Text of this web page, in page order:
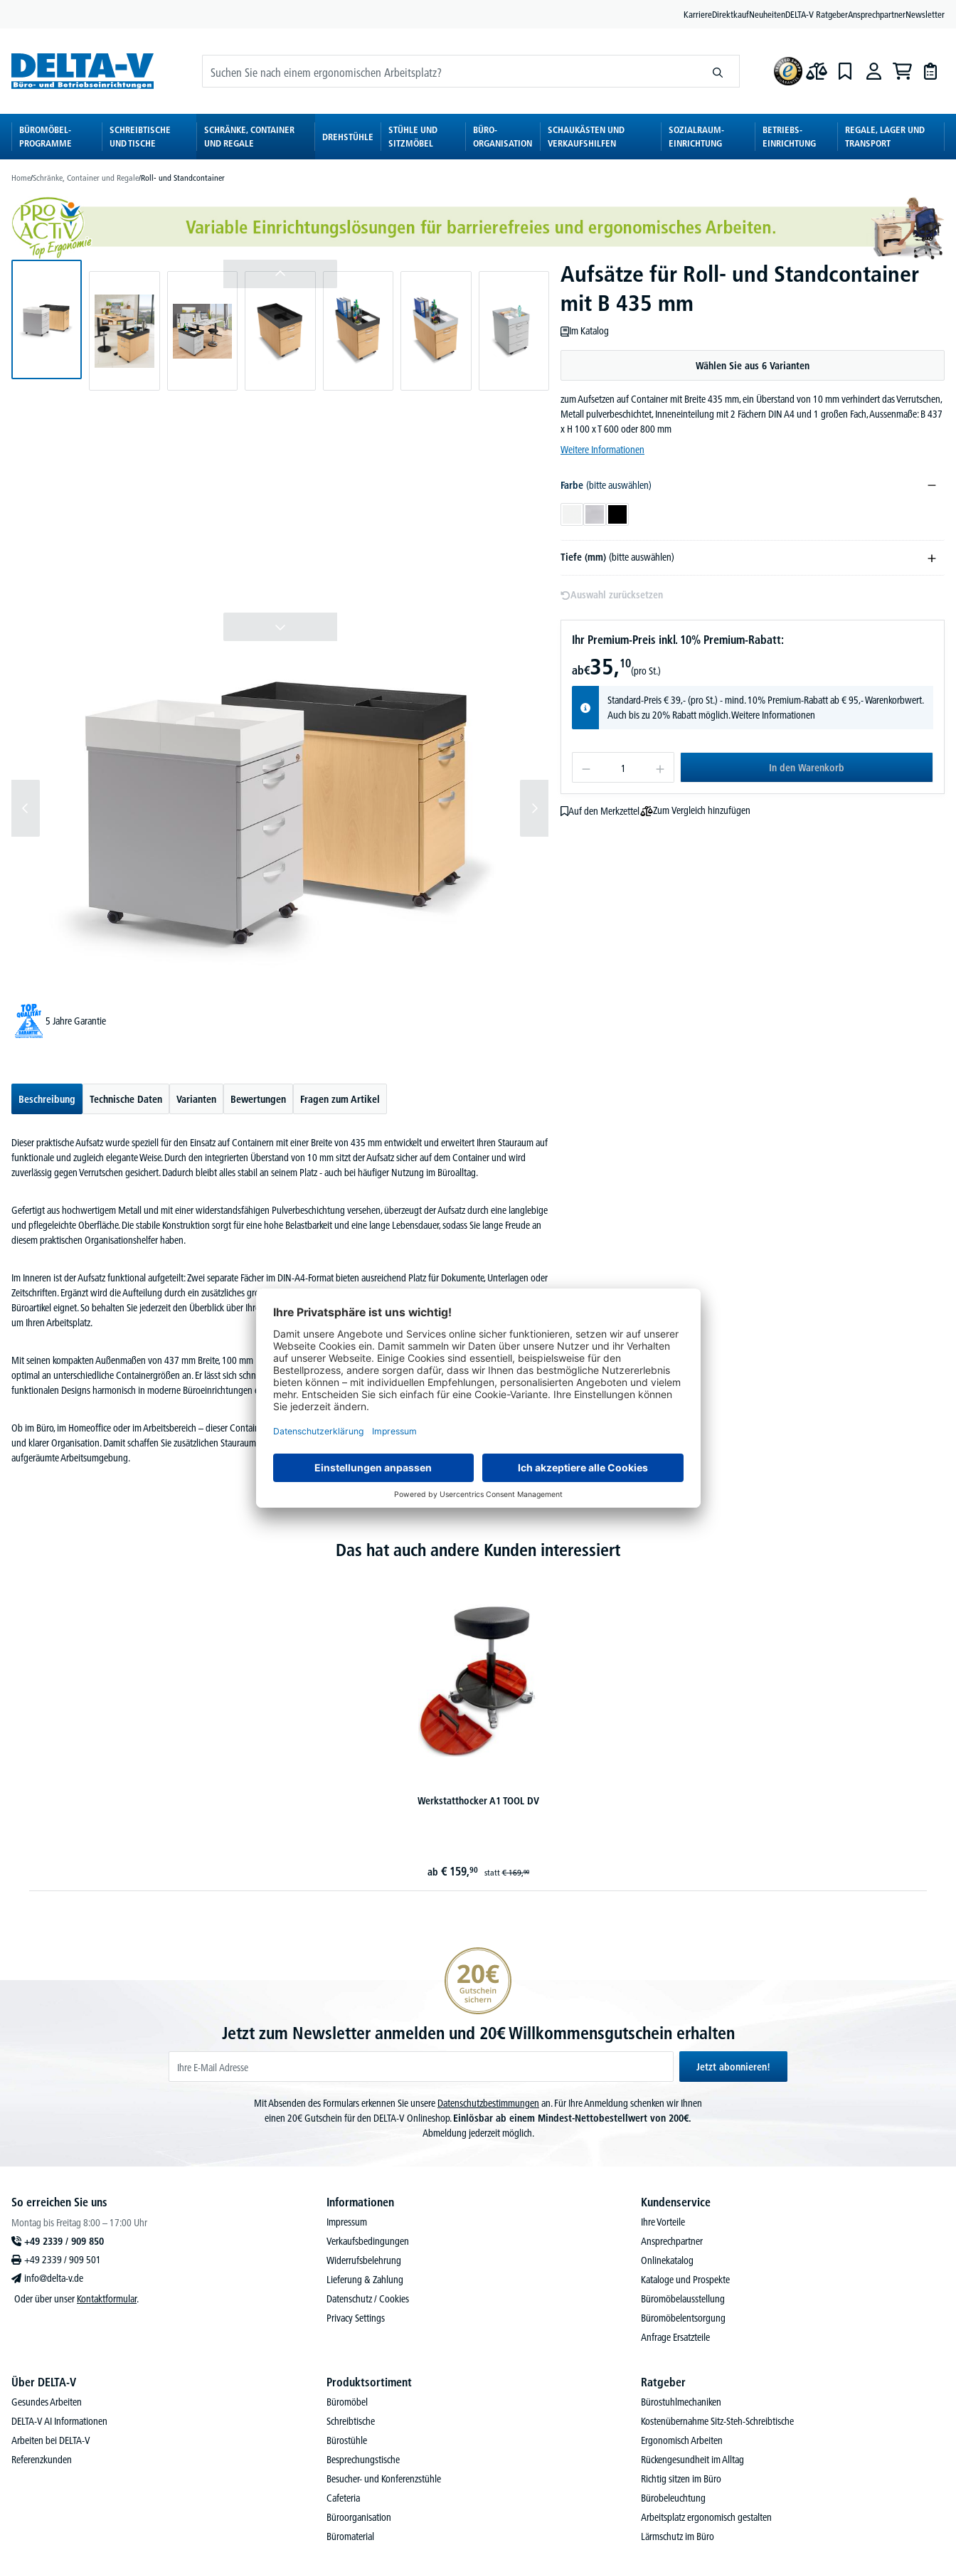
KarriereDirektkaufNeuheitenDELTA-V RatgeberAnsprechpartnerNewsletter
BÜROMÖBEL-
PROGRAMME
SCHREIBTISCHE
UND TISCHE
SCHRÄNKE, CONTAINER
UND REGALE
DREHSTÜHLE
STÜHLE UND
SITZMÖBEL
BÜRO-
ORGANISATION
SCHAUKÄSTEN UND
VERKAUFSHILFEN
SOZIALRAUM-
EINRICHTUNG
BETRIEBS-
EINRICHTUNG
REGALE, LAGER UND
TRANSPORT
Home/Schränke, Container und Regale/Roll- und Standcontainer
Aufsätze für Roll- und Standcontainer
mit B 435 mm
Im Katalog
Wählen Sie aus 6 Varianten
zum Aufsetzen auf Container mit Breite 435 mm, ein Überstand von 10 mm verhindert das Verrutschen,
Metall pulverbeschichtet, Inneneinteilung mit 2 Fächern DIN A4 und 1 großen Fach, Aussenmaße: B 437
x H 100 x T 600 oder 800 mm
Weitere Informationen
Farbe (bitte auswählen)
Weiß AlusilberSchwarz
Tiefe (mm) (bitte auswählen)
Auswahl zurücksetzen
Ihr Premium-Preis inkl. 10% Premium-Rabatt:
ab€35,10
(pro St.)
Standard-Preis€39,-(pro St.) - mind. 10% Premium-Rabatt ab € 95,- Warenkorbwert.
Auch bis zu 20% Rabatt möglich.Weitere Informationen
In den Warenkorb
Auf den Merkzettel Zum Vergleich hinzufügen
5 Jahre Garantie
Beschreibung Technische Daten Varianten Bewertungen Fragen zum Artikel
Dieser praktische Aufsatz wurde speziell für den Einsatz auf Containern mit einer Breite von 435 mm entwickelt und erweitert Ihren Stauraum auf
funktionale und zugleich elegante Weise. Durch den integrierten Überstand von 10 mm sitzt der Aufsatz sicher auf dem Container und wird
zuverlässig gegen Verrutschen gesichert. Dadurch bleibt alles stabil an seinem Platz - auch bei häufiger Nutzung im Büroalltag.
Gefertigt aus hochwertigem Metall und mit einer widerstandsfähigen Pulverbeschichtung versehen, überzeugt der Aufsatz durch eine langlebige
und pflegeleichte Oberfläche. Die stabile Konstruktion sorgt für eine hohe Belastbarkeit und eine lange Lebensdauer, sodass Sie lange Freude an
diesem praktischen Organisationshelfer haben.
Im Inneren ist der Aufsatz funktional aufgeteilt: Zwei separate Fächer im DIN-A4-Format bieten ausreichend Platz für Dokumente, Unterlagen oder
Zeitschriften. Ergänzt wird die Aufteilung durch ein zusätzliches großes Fach, das sich ideal für größere Unterlagen, Ordner oder verschiedene
Büroartikel eignet. So behalten Sie jederzeit den Überblick über Ihre wichtigsten Arbeitsmaterialien und sorgen für mehr Ordnung auf und rund
um Ihren Arbeitsplatz.
Mit seinen kompakten Außenmaßen von 437 mm Breite, 100 mm Höhe und wahlweise 600 mm oder 800 mm Tiefe passt sich der Aufsatz
optimal an unterschiedliche Containergrößen an. Er lässt sich schnell und unkompliziert aufsetzen und fügt sich dank seines schlichten,
funktionalen Designs harmonisch in moderne Büroeinrichtungen ein.
Ob im Büro, im Homeoffice oder im Arbeitsbereich – dieser Containeraufsatz bietet eine durchdachte Kombination aus Stabilität, Funktionalität
und klarer Organisation. Damit schaffen Sie zusätzlichen Stauraum genau dort, wo Sie ihn benötigen, und sorgen gleichzeitig für eine
aufgeräumte Arbeitsumgebung.
Das hat auch andere Kunden interessiert
Werkstatthocker A1 TOOL DV
ab € 159,90 statt€ 169,90
20€ Gutschein sichern
Jetzt zum Newsletter anmelden und 20€ Willkommensgutschein erhalten
Jetzt abonnieren!
Mit Absenden des Formulars erkennen Sie unsere Datenschutzbestimmungen an. Für Ihre Anmeldung schenken wir Ihnen
einen 20€ Gutschein für den DELTA-V Onlineshop.Einlösbar ab einem Mindest-Nettobestellwert von 200€.
Abmeldung jederzeit möglich.
So erreichen Sie uns
Montag bis Freitag 8:00 – 17:00 Uhr
+49 2339 / 909 850
+49 2339 / 909 501
info@delta-v.de
Oder über unser Kontaktformular.
Informationen
Impressum
Verkaufsbedingungen
Widerrufsbelehrung
Lieferung & Zahlung
Datenschutz / Cookies
Privacy Settings
Kundenservice
Ihre Vorteile
Ansprechpartner
Onlinekatalog
Kataloge und Prospekte
Büromöbelausstellung
Büromöbelentsorgung
Anfrage Ersatzteile
Über DELTA-V
Gesundes Arbeiten
DELTA-V AI Informationen
Arbeiten bei DELTA-V
Referenzkunden
Produktsortiment
Büromöbel
Schreibtische
Bürostühle
Besprechungstische
Besucher- und Konferenzstühle
Cafeteria
Büroorganisation
Büromaterial
Ratgeber
Bürostuhlmechaniken
Kostenübernahme Sitz-Steh-Schreibtische
Ergonomisch Arbeiten
Rückengesundheit im Alltag
Richtig sitzen im Büro
Bürobeleuchtung
Arbeitsplatz ergonomisch gestalten
Lärmschutz im Büro